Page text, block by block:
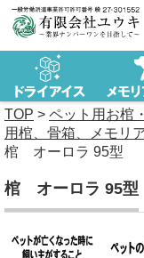
TOP > ペット用お棺
用棺、骨箱、メモリ
棺 オーロラ 95型
棺 オーロラ 95型